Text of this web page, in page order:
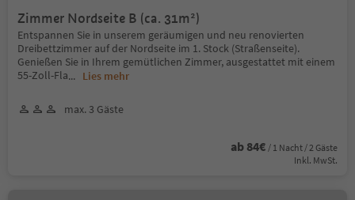
Zimmer Nordseite B (ca. 31m²)
Entspannen Sie in unserem geräumigen und neu renovierten
Dreibettzimmer auf der Nordseite im 1. Stock (Straßenseite).
Genießen Sie in Ihrem gemütlichen Zimmer, ausgestattet mit einem
55-Zoll-Fla... Lies mehr
max. 3 Gäste
ab 84€ / 1 Nacht / 2 Gäste
Inkl. MwSt.